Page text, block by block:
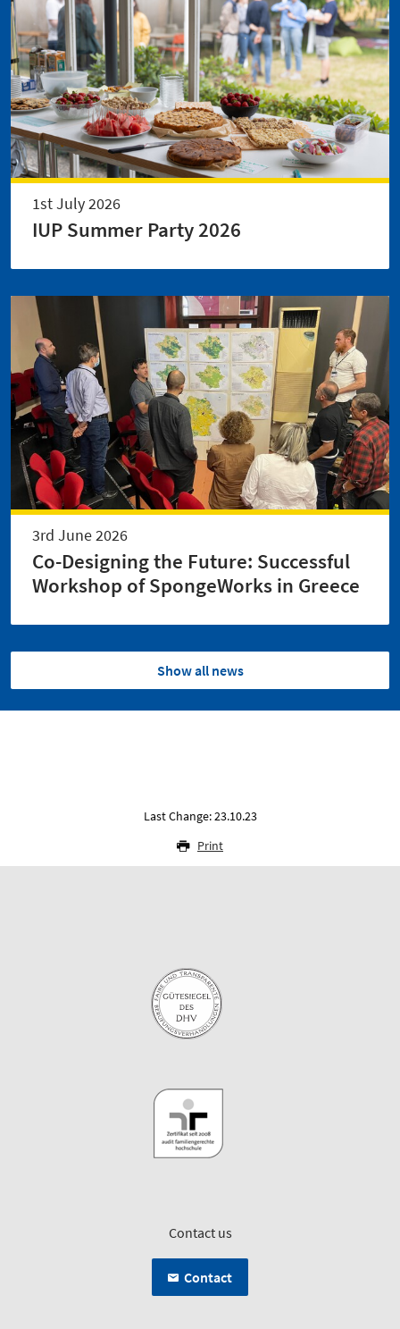
1st July 2026
IUP Summer Party 2026
3rd June 2026
Co-Designing the Future: Successful
Workshop of SpongeWorks in Greece
Show all news
Last Change: 23.10.23
Print
Contact us
Contact